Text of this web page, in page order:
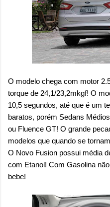
O modelo chega com motor
torque de 24,1/23,2mkgf! O
10,5 segundos, até que é um
baratos, porém Sedans
ou Fluence GT! O grande
modelos que quando se
O Novo Fusion possui média
com Etanol! Com Gasolina
bebe!